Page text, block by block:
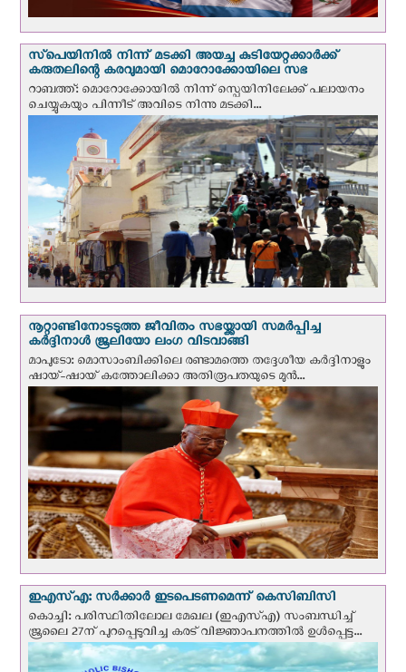
സ്‌പെയിനില്‍ നിന്ന് മടക്കി അയച്ച കുടിയേറ്റക്കാര്‍ക്ക്
കരുതലിന്റെ കരവുമായി മൊറോക്കോയിലെ സഭ
റാബത്ത്: മൊറോക്കോയിൽ നിന്ന് സ്പെയിനിലേക്ക് പലായനം
ചെയ്യുകയും പിന്നീട് അവിടെ നിന്നു മടക്കി...
നൂറ്റാണ്ടിനോടടുത്ത ജീവിതം സഭയ്ക്കായി സമർപ്പിച്ച
കർദ്ദിനാൾ ജൂലിയോ ലംഗ വിടവാങ്ങി
മാപുടോ: മൊസാംബിക്കിലെ രണ്ടാമത്തെ തദ്ദേശീയ കർദ്ദിനാളും
ഷായ്-ഷായ് കത്തോലിക്കാ അതിരൂപതയുടെ മുന്‍...
ഇഎസ്എ: സര്‍ക്കാര്‍ ഇടപെടണമെന്ന് കെ‌സി‌ബി‌സി
കൊച്ചി: പരിസ്ഥിതിലോല മേഖല (ഇഎസ്എ) സംബന്ധിച്ച്
ജൂലൈ 27ന് പുറപ്പെടുവിച്ച കരട് വിജ്ഞാപനത്തിൽ ഉൾപ്പെട്ട...